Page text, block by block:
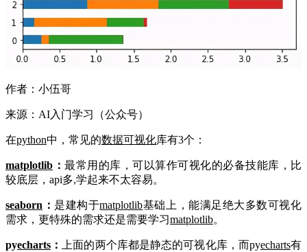
作者：小伍哥
来源：AI入门学习（公众号）
在python中，常见的数据可视化库有3个：
matplotlib ： 最常用的库，可以算作可视化的必备技能库，比
较底层，api多,学起来不太容易。
seaborn ： 是建构于matplotlib基础上，能满足绝大多数可视化
需求，更特殊的需求还是需要学习matplotlib。
pyecharts ： 上面的两个库都是静态的可视化库，而pyecharts有